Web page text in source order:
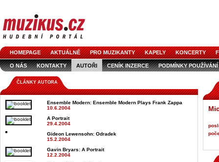
HOMEPAGE AKTUÁLNĚ PRO MUZIKANTY KAPELY KONCERTY
O NÁS KONTAKTY AUTOŘI CENÍK INZERCE PODMÍNKY POUŽÍVÁNÍ
LOGO KE STAŽENÍ
ČLÁNKY AUTORA
Ensemble Modern: Ensemble Modern Plays Frank Zappa
10.6.2004
A Portrait
29.4.2004
Gideon Lewensohn: Odradek
15.2.2004
Gavin Bryars: A Portrait
12.2.2004